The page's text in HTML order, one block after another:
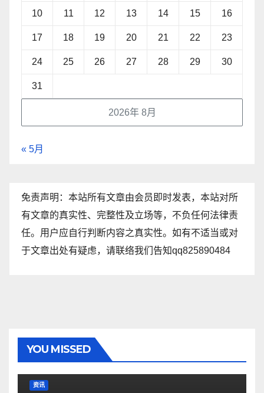
2026年 8月
10 11 12 13 14 15 16
17 18 19 20 21 22 23
24 25 26 27 28 29 30
31
« 5月
免责声明：本站所有文章由会员即时发表，本站对所
有文章的真实性、完整性及立场等，不负任何法律责
任。用户应自行判断内容之真实性。如有不适当或对
于文章出处有疑虑，请联络我们告知qq825890484
YOU MISSED
资讯